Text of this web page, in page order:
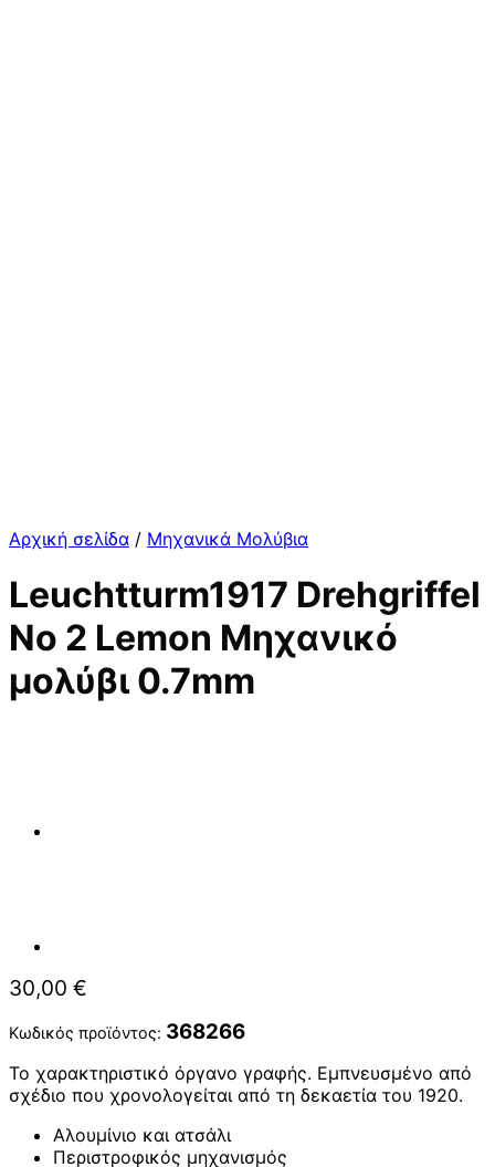
Αρχική σελίδα / Μηχανικά Μολύβια
Leuchtturm1917 Drehgriffel
No 2 Lemon Μηχανικό
μολύβι 0.7mm
30,00 €
Κωδικός προϊόντος: 368266
Το χαρακτηριστικό όργανο γραφής. Εμπνευσμένο από
σχέδιο που χρονολογείται από τη δεκαετία του 1920.
Αλουμίνιο και ατσάλι
Περιστροφικός μηχανισμός